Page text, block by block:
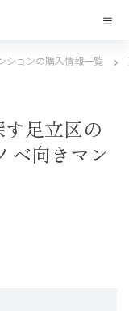
ションの購入情報一覧
足立区の
ベ向きマン